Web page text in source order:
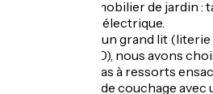
terrasse avec mobilier de jardin :
longues et grill électrique.
Chambre avec un grand lit
Bed" (160 x 200), nous avons
gamme" : matelas à ressorts
indépendance de couchage avec